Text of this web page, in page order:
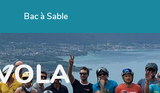
Bac à Sable